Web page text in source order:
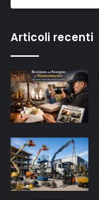
Articoli recenti